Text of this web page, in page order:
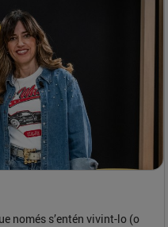
només s’entén vivint-lo (o